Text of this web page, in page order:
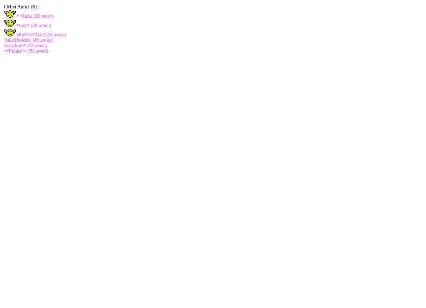
I Miei Amici (6) :
* MuSa (28 amici)
*valy* (39 amici)
§PuFFeTTa§ (133 amici)
VaLeThoMaS (45 amici)
Josephine* (22 amici)
¤†Punky†¤ (53 amici)